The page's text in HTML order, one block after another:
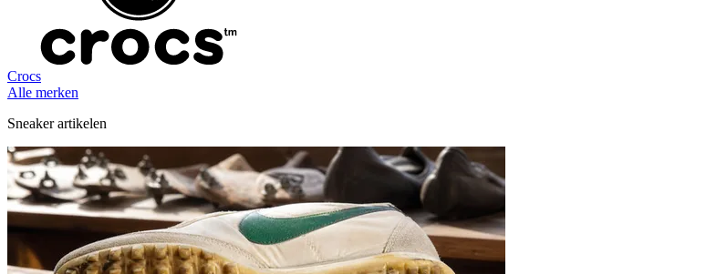
Crocs
Alle merken
Sneaker artikelen